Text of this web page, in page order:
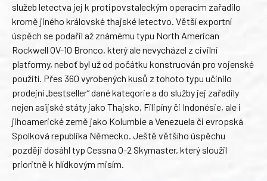
služeb letectva jej k protipovstaleckým operacím zařadilo
kromě jiného královské thajské letectvo. Větší exportní
úspěch se podařil až známému typu North American
Rockwell OV-10 Bronco, který ale nevycházel z civilní
platformy, neboť byl už od počátku konstruován pro vojenské
použití. Přes 360 vyrobených kusů z tohoto typu učinilo
prodejní „bestseller“ dané kategorie a do služby jej zařadily
nejen asijské státy jako Thajsko, Filipíny či Indonésie, ale i
jihoamerické země jako Kolumbie a Venezuela či evropská
Spolková republika Německo. Ještě většího úspěchu
později dosáhl typ Cessna O-2 Skymaster, který sloužil
prioritně k hlídkovým misím.